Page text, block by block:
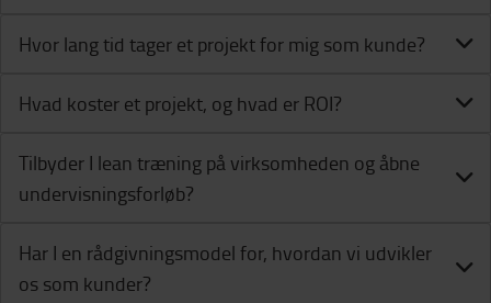
Hvor lang tid tager et projekt for mig som kunde?
Hvad koster et projekt, og hvad er ROI?
Tilbyder I lean træning på virksomheden og åbne
undervisningsforløb?
Har I en rådgivningsmodel for, hvordan vi udvikler
os som kunder?